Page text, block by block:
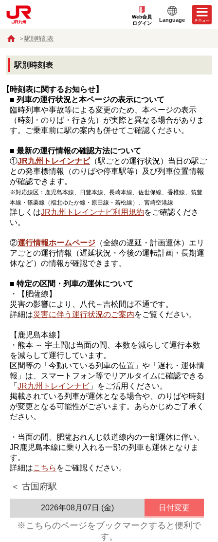
Web会員
ログイン
Language
駅別時刻表
駅別時刻表
【時刻表に関するお知らせ】
■ 列車の運行状況と本ページの表示について
臨時列車や事故等による変更のため、本ページの表示
（時刻・のりば・行き先）が実際と異なる場合がありま
す。ご乗車前に駅の案内も併せてご確認ください。
■ 最新の運行情報の確認方法について
①JR九州トレインナビ（駅ごとの運行状況）当日の駅ご
との発車標情報（のりばや停車駅等）及び列車位置情報
が確認できます。
※対応線区：鹿児島本線、日豊本線、長崎本線、佐世保線、香椎線、筑豊
本線・篠栗線（福北ゆたか線・原田線・若松線）、宮崎空港線
詳しくはJR九州トレインナビ利用規約をご確認くださ
い。
②運行情報ホームページ （全線の遅延・計画運休）エリ
アごとの運行情報（遅延状況・今後の運転計画・長期運
休など）の情報が確認できます。
■ 特定の区間・列車の運休について
・【肥薩線】
災害の影響により、八代～吉松間は不通です。
詳細は災害に伴う運行状況のご案内をご覧ください。
【鹿児島本線】
・熊本 ～ 宇土間は当面の間、本数を減らして運行本数
を減らして運行しています。
区間等の「今動いている列車の位置」や「遅れ・運休情
報」は、スマートフォン等でリアルタイムに確認できる
「JR九州トレインナビ 」をご活用ください。
掲載されている列車が運休となる場合や、のりばや時刻
が変更となる可能性がございます。あらかじめご了承く
ださい。
・当面の間、肥薩おれんじ鉄道線内の一部運休に伴い、
JR鹿児島本線に乗り入れる一部の列車も運休となりま
す。
詳細はこちら をご確認ください。
＜ 古国府駅
2026年08月07日 (金) 日付変更
※こちらのページをブックマークすると便利で
す。